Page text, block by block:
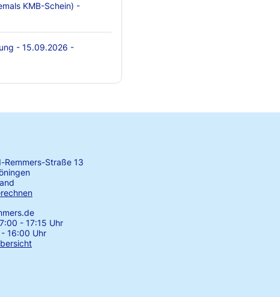
KMB-Schein) -
- 15.09.2026 -
Remmers-Straße 13
- 17:15 Uhr
16:00 Uhr